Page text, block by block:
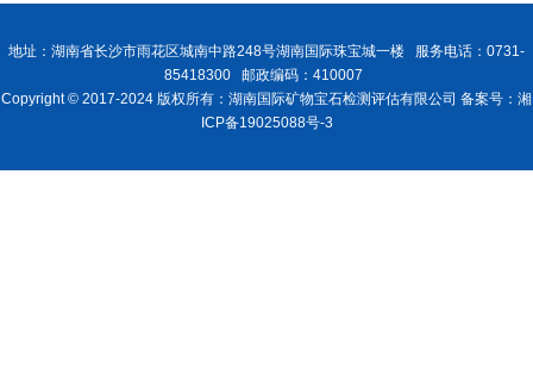
地址：湖南省长沙市雨花区城南中路248号湖南国际珠宝城一楼 服务电话：0731-
85418300 邮政编码：410007
Copyright © 2017-2024 版权所有：湖南国际矿物宝石检测评估有限公司 备案号：湘
ICP备19025088号-3